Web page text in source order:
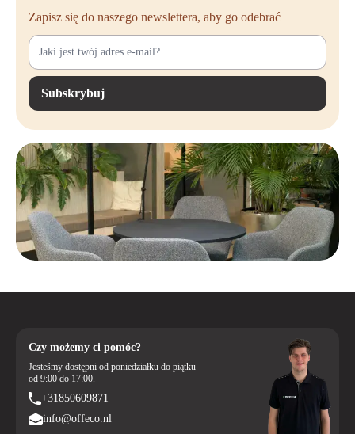
Zapisz się do naszego newslettera, aby go odebrać
Subskrybuj
Czy możemy ci pomóc?
Jesteśmy dostępni od poniedziałku do piątku
od 9:00 do 17:00.
+31850609871
info@offeco.nl